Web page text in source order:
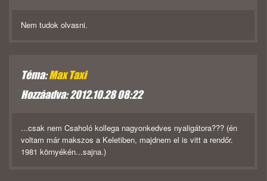
Nem tudok olvasni.
Téma:Max Taxi
Hozzáadva: 2012.10.28 08:22
...csak nem Csaholó kollega nagyonkedves nyaligátora??? (én
voltam már makszos a Keletiben, majdnem el is vitt a rendőr.
1981 környékén...sajna.)